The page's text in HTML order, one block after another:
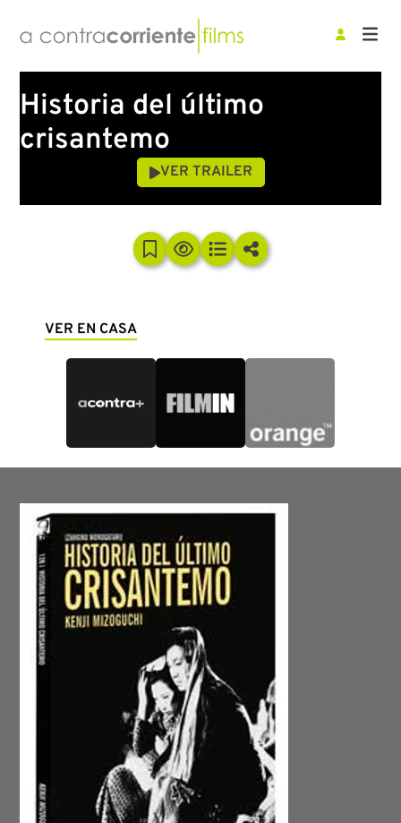
Historia del último
crisantemo
VER TRAILER
VER EN CASA